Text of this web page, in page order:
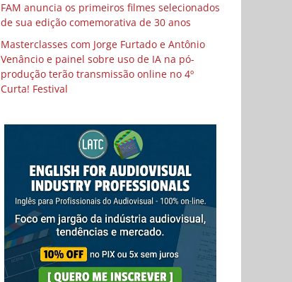
FAM anuncia os primeiros filmes selecionados
de sua edição comemorativa de 30 anos
Masterclasses com Jorge Furtado e Antônio
Venâncio e painel sobre uso de IA na pó-
produção terão transmissão online no 4º
Curta! Festival